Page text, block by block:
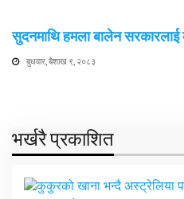
सुदनमाथि हमला बालेन
बुधवार, बैशाख ९, २०८३
भर्खरै प्रकाशित